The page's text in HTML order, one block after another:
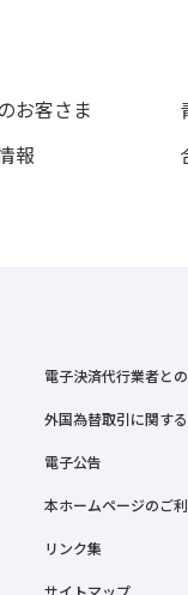
お客さま
報
電子決済代行業者と
外国為替取引に関す
電子公告
本ホームページのご
リンク集
サイトマップ